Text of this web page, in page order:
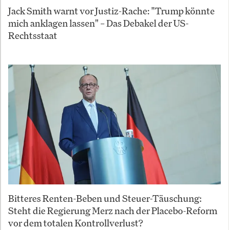
Jack Smith warnt vor Justiz-Rache: "Trump könnte
mich anklagen lassen" – Das Debakel der US-
Rechtsstaat
Bitteres Renten-Beben und Steuer-Täuschung:
Steht die Regierung Merz nach der Placebo-Reform
vor dem totalen Kontrollverlust?